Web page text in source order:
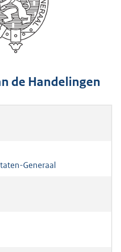
de Handelingen
Generaal